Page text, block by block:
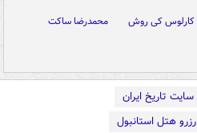
کارلوس کی روش
محمدرضا ساکت
سایت تاریخ ایران
رزرو هتل استانبول